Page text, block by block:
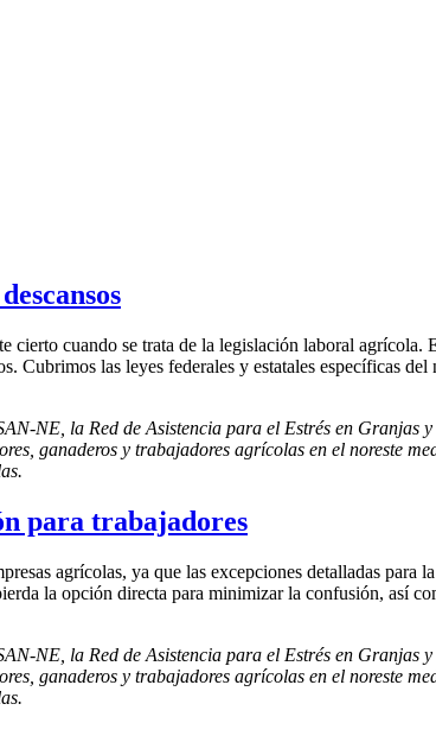
cierto cuando se trata de la legislación laboral
las leyes federales y estatales específicas del
NE, la Red de Asistencia para el Estrés en Granjas
ganaderos y trabajadores agrícolas en el noreste
para trabajadores
agrícolas, ya que las excepciones detalladas para
la opción directa para minimizar la confusión, así
NE, la Red de Asistencia para el Estrés en Granjas
ganaderos y trabajadores agrícolas en el noreste